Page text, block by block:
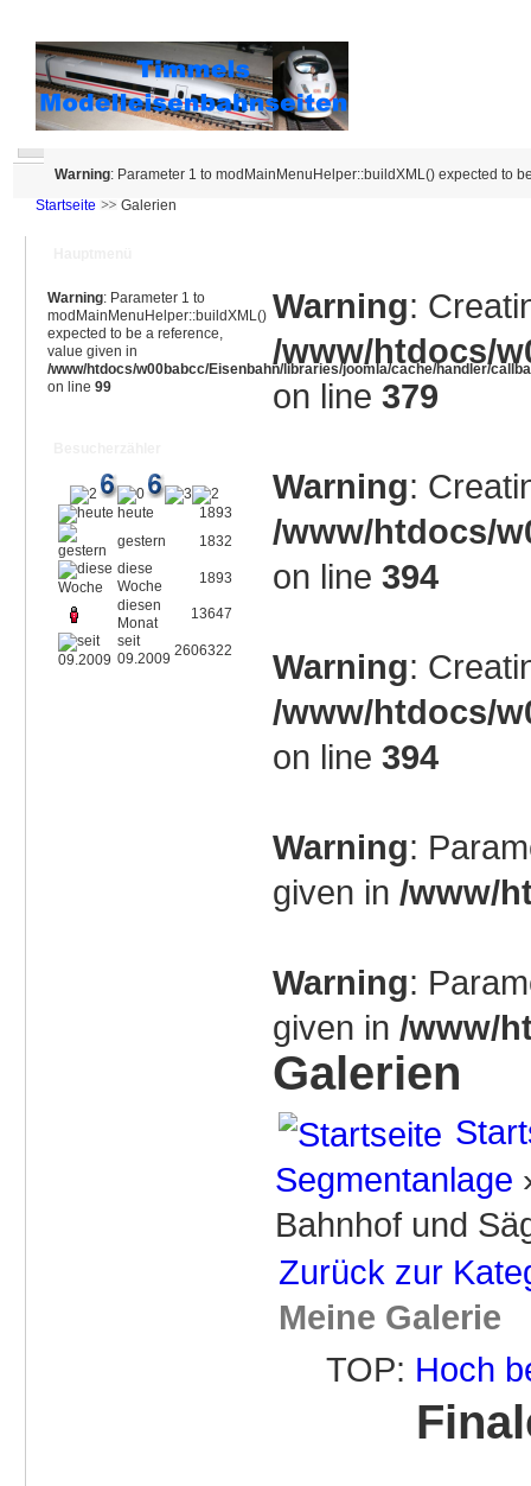
Warning: Parameter 1 to modMainMenuHelper::buildXML() expected to
Startseite
Galerien
Warning: Parameter 1 to
modMainMenuHelper::buildXML()
expected to be a reference,
value given in
/www/htdocs/w00babcc/Eisenbahn/libraries/joomla/cache/handler/
on line 99
heute
1893
gestern
1832
diese
Woche
1893
diesen
Monat
13647
seit
09.2009 2606322
Warning:
/www/htdocs/
on line 379
Warning:
/www/htdocs/
on line 394
Warning:
/www/htdocs/
on line 394
Warning:
given in /www/
Warning:
given in /www/
Galerien
Segmentanlage
Bahnhof und
Zurück zur
Meine Galerie
TOP: Hoch